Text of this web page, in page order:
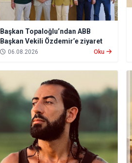
Başkan Topaloğlu’ndan ABB
Başkan Vekili Özdemir’e ziyaret
06.08.2026 Oku